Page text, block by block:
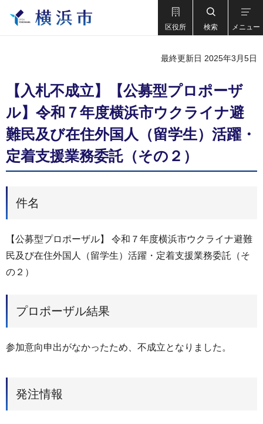
区役所 検索 メニュー
最終更新日 2025年3月5日
【入札不成立】【公募型プロポーザ
ル】令和７年度横浜市ウクライナ避
難民及び在住外国人（留学生）活躍・
定着支援業務委託（その２）
件名
【公募型プロポーザル】 令和７年度横浜市ウクライナ避難
民及び在住外国人（留学生）活躍・定着支援業務委託（そ
の２）
プロポーザル結果
参加意向申出がなかったため、不成立となりました。
発注情報